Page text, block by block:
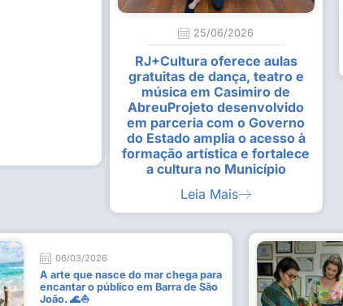
Estudantes vivenciam experiência
Busca do Divino”, em Rio Dourado
9 de julho de 2026
Leia Mais
25/06/2026
RJ+Cultura oferece aulas
gratuitas de dança, teatro e
música em Casimiro de
AbreuProjeto desenvolvido
em parceria com o Governo
do Estado amplia o acesso à
formação artística e fortalece
a cultura no Município
Leia Mais
06/03/2026
A arte que nasce do mar chega para
encantar o público em Barra de São
João. 🌊⛵